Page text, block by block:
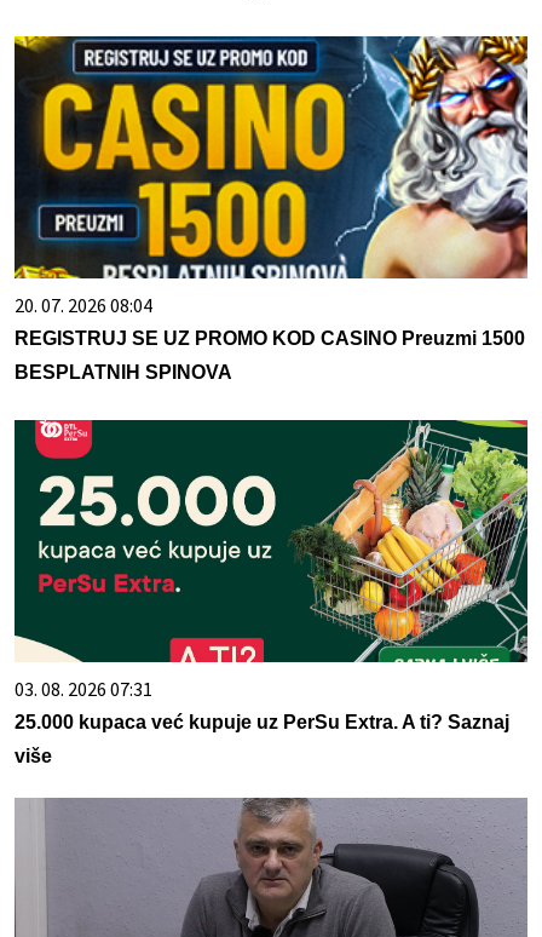
20. 07. 2026 08:04
REGISTRUJ SE UZ PROMO KOD CASINO Preuzmi 1500
BESPLATNIH SPINOVA
03. 08. 2026 07:31
25.000 kupaca već kupuje uz PerSu Extra. A ti? Saznaj
više